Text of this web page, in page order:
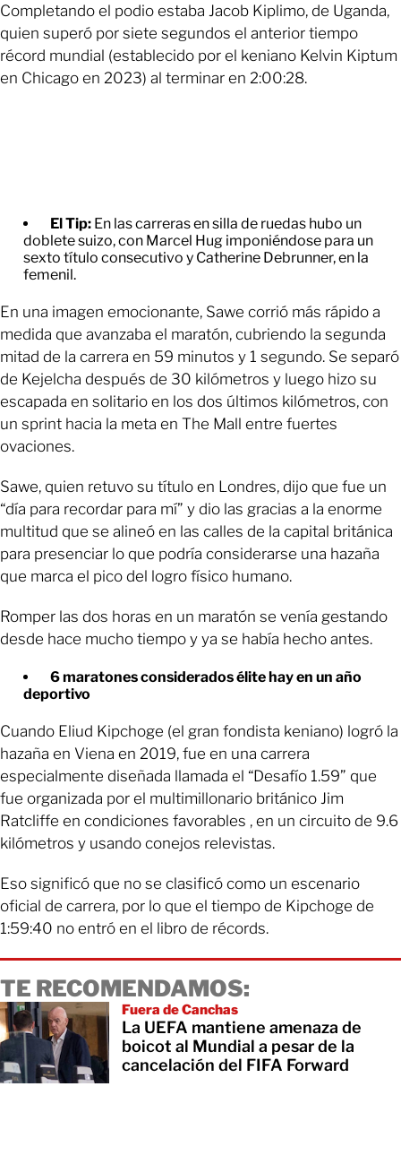
Completando el podio estaba Jacob Kiplimo, de Uganda,
quien superó por siete segundos el anterior tiempo
récord mundial (establecido por el keniano Kelvin Kiptum
en Chicago en 2023) al terminar en 2:00:28.
El Tip: En las carreras en silla de ruedas hubo un
doblete suizo, con Marcel Hug imponiéndose para un
sexto título consecutivo y Catherine Debrunner, en la
femenil.
En una imagen emocionante, Sawe corrió más rápido a
medida que avanzaba el maratón, cubriendo la segunda
mitad de la carrera en 59 minutos y 1 segundo. Se separó
de Kejelcha después de 30 kilómetros y luego hizo su
escapada en solitario en los dos últimos kilómetros, con
un sprint hacia la meta en The Mall entre fuertes
ovaciones.
Sawe, quien retuvo su título en Londres, dijo que fue un
“día para recordar para mí” y dio las gracias a la enorme
multitud que se alineó en las calles de la capital británica
para presenciar lo que podría considerarse una hazaña
que marca el pico del logro físico humano.
Romper las dos horas en un maratón se venía gestando
desde hace mucho tiempo y ya se había hecho antes.
6 maratones considerados élite hay en un año
deportivo
Cuando Eliud Kipchoge (el gran fondista keniano) logró la
hazaña en Viena en 2019, fue en una carrera
especialmente diseñada llamada el “Desafío 1.59” que
fue organizada por el multimillonario británico Jim
Ratcliffe en condiciones favorables , en un circuito de 9.6
kilómetros y usando conejos relevistas.
Eso significó que no se clasificó como un escenario
oficial de carrera, por lo que el tiempo de Kipchoge de
1:59:40 no entró en el libro de récords.
TE RECOMENDAMOS:
Fuera de Canchas
La UEFA mantiene amenaza de
boicot al Mundial a pesar de la
cancelación del FIFA Forward